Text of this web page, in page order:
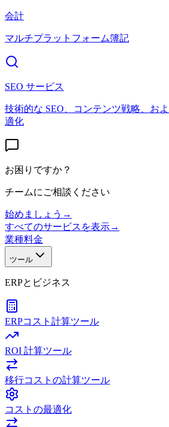
会計
マルチプラットフォーム簿記
SEO サービス
技術的な SEO、コンテンツ戦略、お
適化
お困りですか？
チームにご相談ください
始めましょう →
すべてのサービスを表示→
業種料金
ツール
ERPとビジネス
ERPコスト計算ツール
ROI 計算ツール
移行コストの計算ツール
コストの最適化